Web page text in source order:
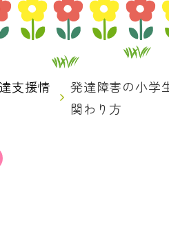
支援情
発達障害の小学
関わり方